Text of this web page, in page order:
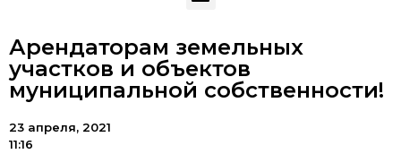
Арендаторам земельных
участков и объектов
муниципальной собственности!
23 апреля, 2021
11:16